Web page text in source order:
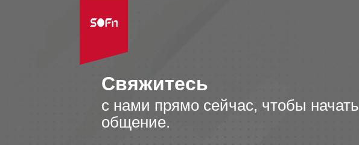
Свяжитесь
с нами прямо сейчас, чтобы начать
общение.